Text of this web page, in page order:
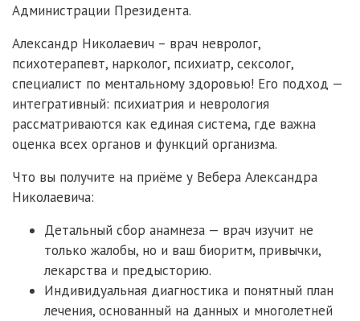
Администрации Президента.
Александр Николаевич – врач невролог,
психотерапевт, нарколог, психиатр, сексолог,
специалист по ментальному здоровью! Его подход —
интегративный: психиатрия и неврология
рассматриваются как единая система, где важна
оценка всех органов и функций организма.
Что вы получите на приёме у Вебера Александра
Николаевича:
Детальный сбор анамнеза — врач изучит не
только жалобы, но и ваш биоритм, привычки,
лекарства и предысторию.
Индивидуальная диагностика и понятный план
лечения, основанный на данных и многолетней